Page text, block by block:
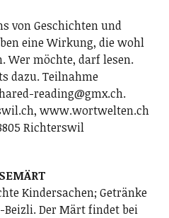
von Geschichten und
eine Wirkung, die wohl
Wer möchte, darf lesen.
dazu. Teilnahme
reading@gmx.ch.
www.wortwelten.ch
Richterswil
Kindersachen; Getränke
Beizli. Der Märt findet bei